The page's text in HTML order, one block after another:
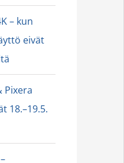
– kun
eivät
Pixera
18.–19.5.